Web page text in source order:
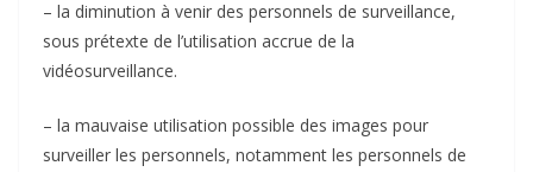
– la diminution à venir des personnels de surveillance,
sous prétexte de l’utilisation accrue de la
vidéosurveillance.
– la mauvaise utilisation possible des images pour
surveiller les personnels, notamment les personnels de